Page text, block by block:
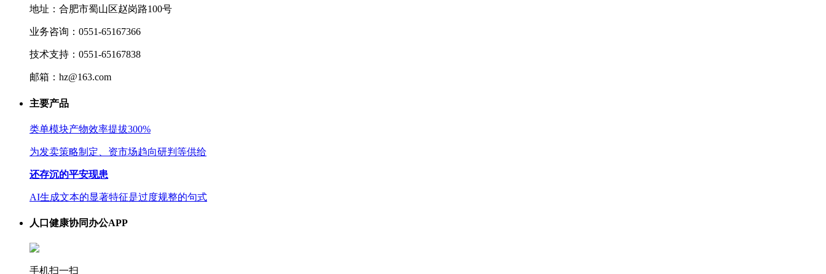
地址：合肥市蜀山区赵岗路100号
业务咨询：0551-65167366
技术支持：0551-65167838
邮箱：hz@163.com
主要产品
类单模块产物效率提拔300%
为发卖策略制定、资市场趋向研判等供给
还存沉的平安现患
AI生成文本的显著特征是过度规整的句式
人口健康协同办公APP
手机扫一扫